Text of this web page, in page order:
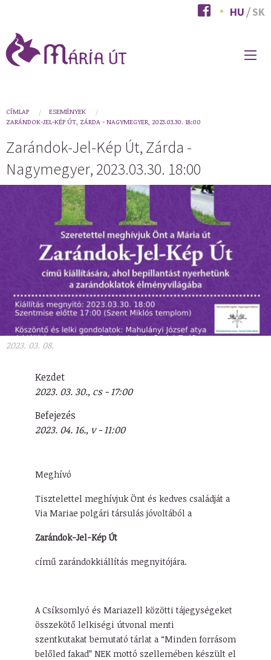
tartalomra
HU SK
You
here
CÍMLAP
ESEMÉNYEK
ZARÁNDOK-JEL-KÉP ÚT, ZÁRDA - NAGYMEGYER, 2023.03.30. 18:00
Zarándok-Jel-Kép Út, Zárda -
Nagymegyer, 2023.03.30. 18:00
2023. 03. 08.
Kezdet
2023. 03. 30., cs - 17:00
Befejezés
2023. 04. 16., v - 11:00
Meghívó
Tisztelettel meghívjuk Önt és kedves családját a
Via Mariae polgári társulás jóvoltából a
Zarándok-Jel-Kép Út
című zarándokkiállítás megnyitójára.
A Csíksomlyó és Mariazell közötti tájegységeket
összekötő lelkiségi útvonal menti
szentkutakat bemutató tárlat a “Minden forrásom
belőled fakad” NEK mottó szellemében készült el